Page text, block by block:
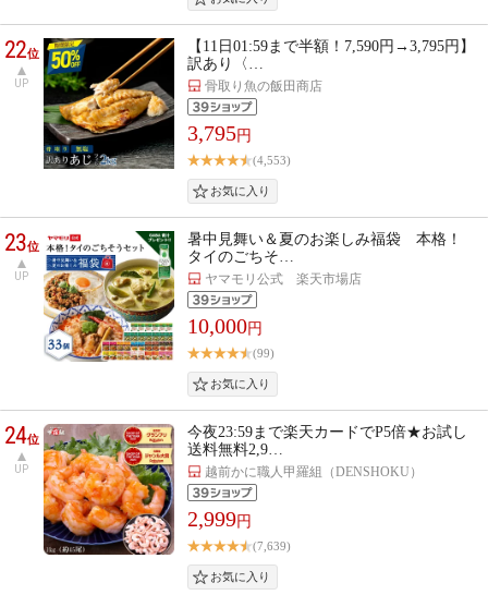
22位
UP
【11日01:59まで半額！7,590円→3,795円】
訳あり〈…
骨取り魚の飯田商店
3,795円
(4,553)
23位
UP
暑中見舞い＆夏のお楽しみ福袋 本格！
タイのごちそ…
ヤマモリ公式 楽天市場店
10,000円
(99)
24位
UP
今夜23:59まで楽天カードでP5倍★お試し
送料無料2,9…
越前かに職人甲羅組（DENSHOKU）
2,999円
(7,639)